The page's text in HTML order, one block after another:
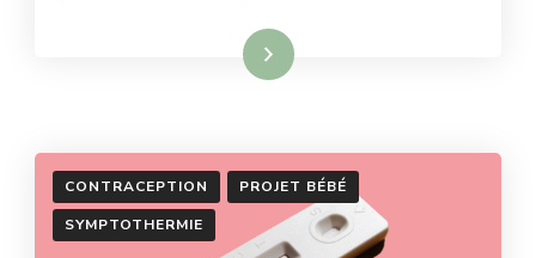
Lire la suite
CONTRACEPTION
PROJET BÉBÉ
SYMPTOTHERMIE